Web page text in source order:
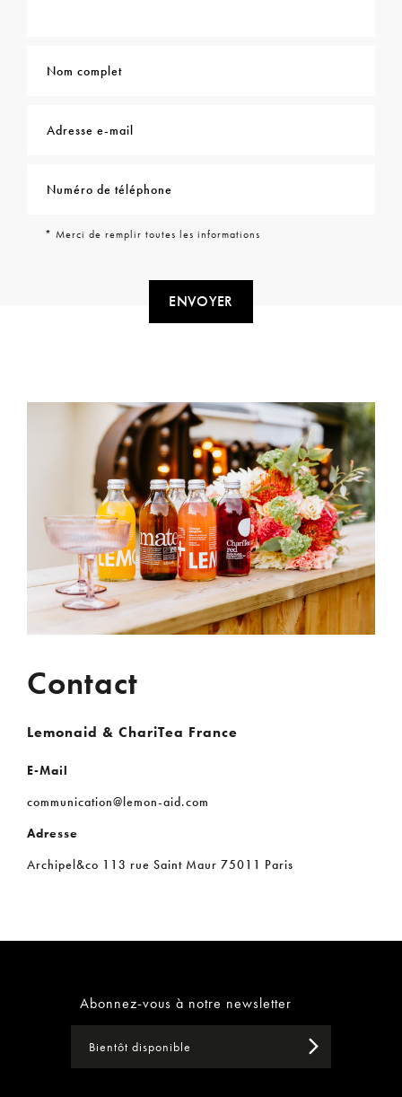
* Merci de remplir toutes les informations
ENVOYER
Contact
Lemonaid & ChariTea France
E-Mail
communication@lemon-aid.com
Adresse
Archipel&co 113 rue Saint Maur 75011 Paris
Abonnez-vous à notre newsletter